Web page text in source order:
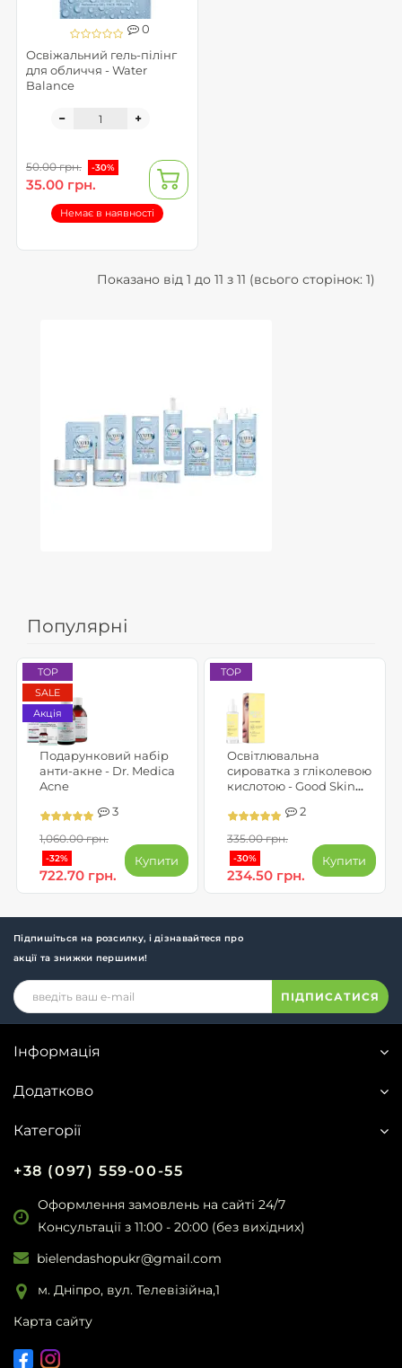
0
Освіжальний гель-пілінг
для обличчя - Water
Balance
50.00 грн. -30%
35.00 грн.
Немає в наявності
Показано від 1 до 11 з 11 (всього сторінок: 1)
Популярні
TOP
SALE
Акція
Подарунковий набір
анти-акне - Dr. Medica
Acne
3
1,060.00 грн.
-32%
722.70 грн.
Купити
TOP
Освітлювальна
сироватка з гліколевою
кислотою - Good Skin
2
335.00 грн.
-30%
234.50 грн.
Купити
Підпишіться на розсилку, і дізнавайтеся про
акції та знижки першими!
ПІДПИСАТИСЯ
Інформація
Додатково
Категорії
+38 (097) 559-00-55
Оформлення замовлень на сайті 24/7
Консультації з 11:00 - 20:00 (без вихідних)
bielendashopukr@gmail.com
м. Дніпро, вул. Телевізійна,1
Карта сайту